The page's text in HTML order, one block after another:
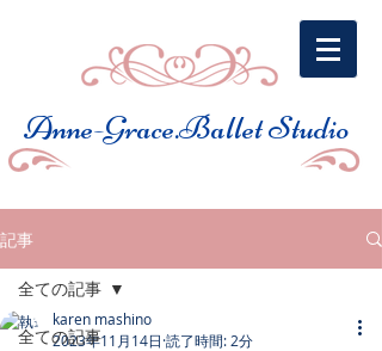
​Anne-Grace.Ballet Studio
記事
全ての記事
全ての記事
karen mashino
2023年11月14日 読了時間: 2分